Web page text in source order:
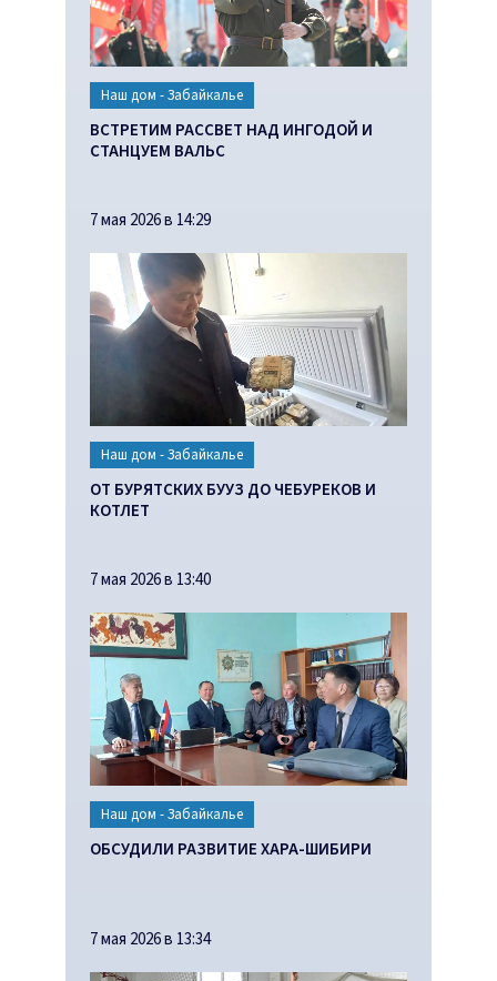
Наш дом - Забайкалье
ВСТРЕТИМ РАССВЕТ НАД ИНГОДОЙ И
СТАНЦУЕМ ВАЛЬС
7 мая 2026 в 14:29
Наш дом - Забайкалье
ОТ БУРЯТСКИХ БУУЗ ДО ЧЕБУРЕКОВ И
КОТЛЕТ
7 мая 2026 в 13:40
Наш дом - Забайкалье
ОБСУДИЛИ РАЗВИТИЕ ХАРА-ШИБИРИ
7 мая 2026 в 13:34